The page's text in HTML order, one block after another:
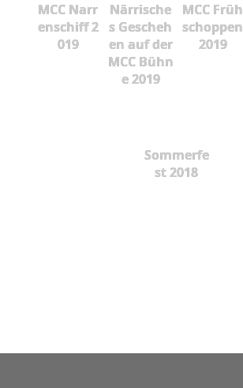
MCC Narr
enschiff 2
019
Närrische
s Gescheh
en auf der
MCC Bühn
e 2019
MCC Früh
schoppen
2019
Sommerfe
st 2018